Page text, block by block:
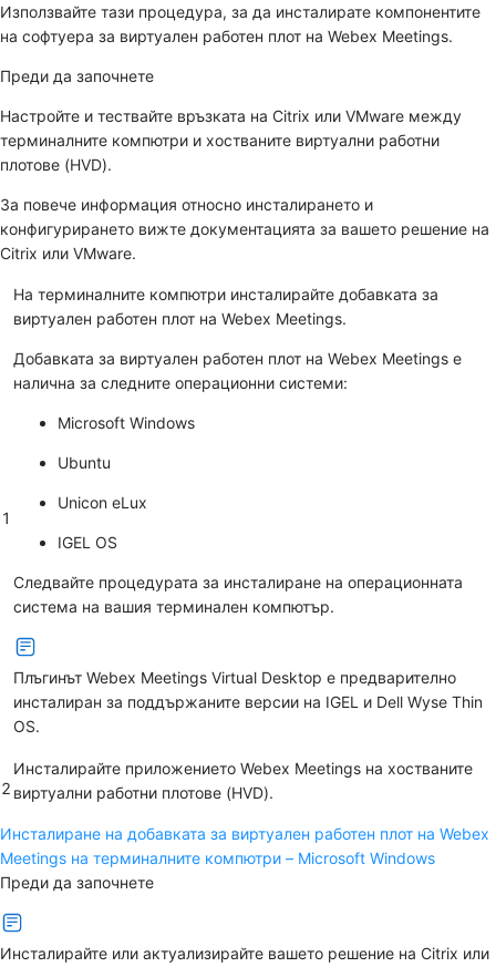
Използвайте тази процедура, за да инсталирате компонентите
на софтуера за виртуален работен плот на Webex Meetings.
Преди да започнете
Настройте и тествайте връзката на Citrix или VMware между
терминалните компютри и хостваните виртуални работни
плотове (HVD).
За повече информация относно инсталирането и
конфигурирането вижте документацията за вашето решение на
Citrix или VMware.
1
На терминалните компютри инсталирайте добавката за
виртуален работен плот на Webex Meetings.
Добавката за виртуален работен плот на Webex Meetings е
налична за следните операционни системи:
Microsoft Windows
Ubuntu
Unicon eLux
IGEL OS
Следвайте процедурата за инсталиране на операционната
система на вашия терминален компютър.
Плъгинът Webex Meetings Virtual Desktop е предварително
инсталиран за поддържаните версии на IGEL и Dell Wyse Thin
OS.
2
Инсталирайте приложението Webex Meetings на хостваните
виртуални работни плотове (HVD).
Инсталиране на добавката за виртуален работен плот на Webex
Meetings на терминалните компютри – Microsoft Windows
Преди да започнете
Инсталирайте или актуализирайте вашето решение на Citrix или